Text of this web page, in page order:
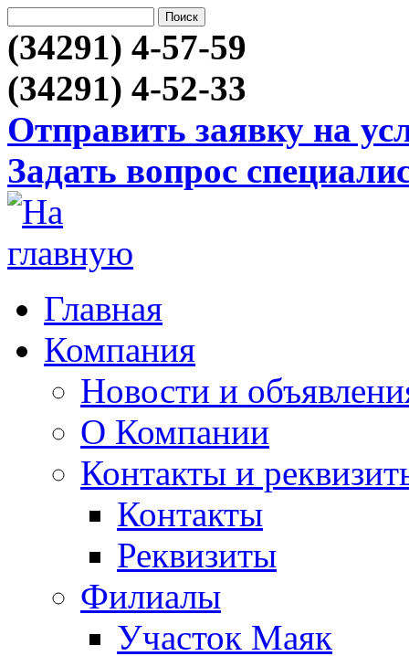
(34291) 4-57-59
(34291) 4-52-33
Отправить заявку на
Задать вопрос
Главная
Компания
Новости и
О Компании
Контакты и
Контакты
Реквизиты
Филиалы
Участок Маяк